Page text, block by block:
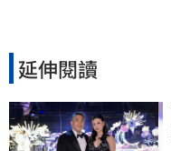
延伸閱讀